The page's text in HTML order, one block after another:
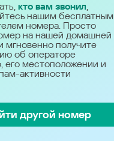
кто вам звонил,
нашим бесплатным
номера. Просто
на нашей домашней
мгновенно получите
об операторе
его местоположении и
активности
другой номер